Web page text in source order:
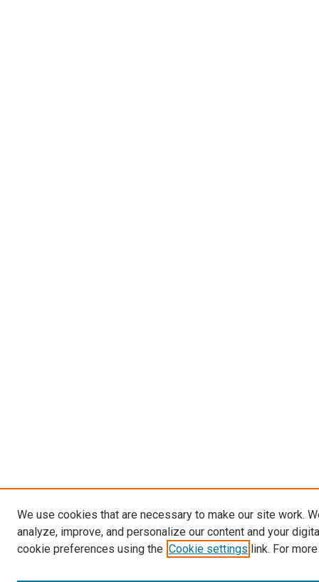
We use cookies that are necessary to make our site work.
analyze, improve, and personalize our content and your
cookie preferences using the Cookie settings link. For